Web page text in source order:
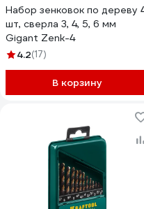
Набор зенковок по дереву
шт, сверла 3, 4, 5, 6 мм
Gigant Zenk-4
4.2(17)
В корзину